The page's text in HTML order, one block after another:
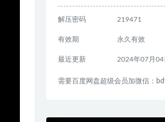
解压密码 219471
有效期 永久有效
最近更新 2024年07月04
需要百度网盘超级会员加微信：